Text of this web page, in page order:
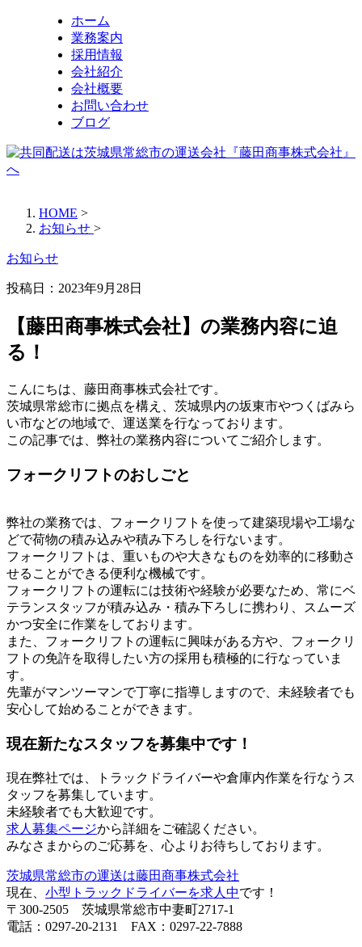
ホーム
業務案内
採用情報
会社紹介
会社概要
お問い合わせ
ブログ
HOME >
お知らせ >
お知らせ
投稿日： 2023年9月28日
【藤田商事株式会社】の業務内容に迫
る！
こんにちは、藤田商事株式会社です。
茨城県常総市に拠点を構え、茨城県内の坂東市やつくばみら
い市などの地域で、運送業を行なっております。
この記事では、弊社の業務内容についてご紹介します。
フォークリフトのおしごと
弊社の業務では、フォークリフトを使って建築現場や工場な
どで荷物の積み込みや積み下ろしを行ないます。
フォークリフトは、重いものや大きなものを効率的に移動さ
せることができる便利な機械です。
フォークリフトの運転には技術や経験が必要なため、常にベ
テランスタッフが積み込み・積み下ろしに携わり、スムーズ
かつ安全に作業をしております。
また、フォークリフトの運転に興味がある方や、フォークリ
フトの免許を取得したい方の採用も積極的に行なっていま
す。
先輩がマンツーマンで丁寧に指導しますので、未経験者でも
安心して始めることができます。
現在新たなスタッフを募集中です！
現在弊社では、トラックドライバーや倉庫内作業を行なうス
タッフを募集しています。
未経験者でも大歓迎です。
求人募集ページから詳細をご確認ください。
みなさまからのご応募を、心よりお待ちしております。
茨城県常総市の運送は藤田商事株式会社
現在、 小型トラックドライバーを求人中です！
〒300-2505 茨城県常総市中妻町2717-1
電話：0297-20-2131 FAX：0297-22-7888